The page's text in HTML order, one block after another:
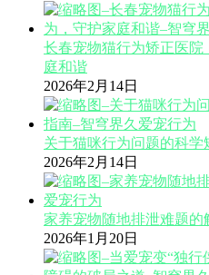
长春宠物猫行为矫正医
庭和谐
2026年2月14日
关于猫咪行为问题的科
2026年2月14日
家养宠物随地排泄难题的
2026年1月20日